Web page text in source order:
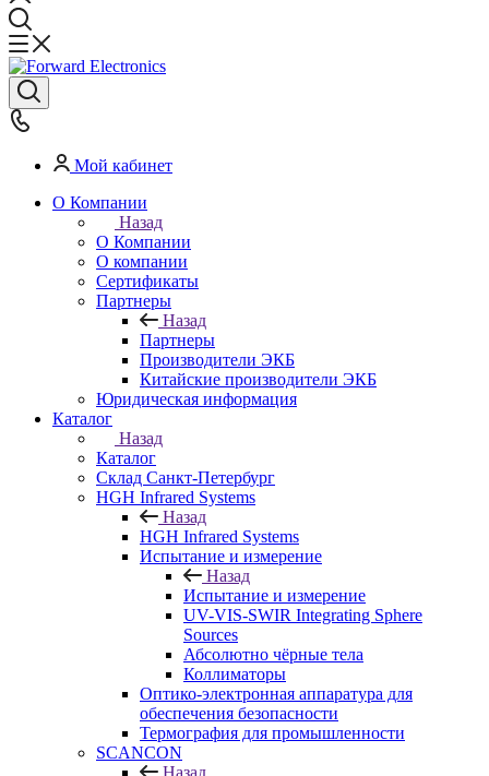
Мой кабинет
О Компании
Назад
О Компании
О компании
Сертификаты
Партнеры
Назад
Партнеры
Производители ЭКБ
Китайские производители ЭКБ
Юридическая информация
Каталог
Назад
Каталог
Cклад Санкт-Петербург
HGH Infrared Systems
Назад
HGH Infrared Systems
Испытание и измерение
Назад
Испытание и измерение
UV-VIS-SWIR Integrating Sphere
Sources
Абсолютно чёрные тела
Коллиматоры
Оптико-электронная аппаратура для
обеспечения безопасности
Термография для промышленности
SCANCON
Назад